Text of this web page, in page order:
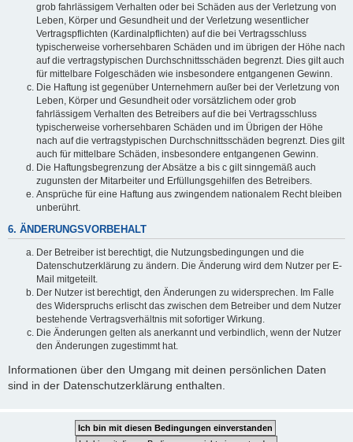
grob fahrlässigem Verhalten oder bei Schäden aus der Verletzung von
Leben, Körper und Gesundheit und der Verletzung wesentlicher
Vertragspflichten (Kardinalpflichten) auf die bei Vertragsschluss
typischerweise vorhersehbaren Schäden und im übrigen der Höhe nach
auf die vertragstypischen Durchschnittsschäden begrenzt. Dies gilt auch
für mittelbare Folgeschäden wie insbesondere entgangenen Gewinn.
Die Haftung ist gegenüber Unternehmern außer bei der Verletzung von
Leben, Körper und Gesundheit oder vorsätzlichem oder grob
fahrlässigem Verhalten des Betreibers auf die bei Vertragsschluss
typischerweise vorhersehbaren Schäden und im Übrigen der Höhe
nach auf die vertragstypischen Durchschnittsschäden begrenzt. Dies gilt
auch für mittelbare Schäden, insbesondere entgangenen Gewinn.
Die Haftungsbegrenzung der Absätze a bis c gilt sinngemäß auch
zugunsten der Mitarbeiter und Erfüllungsgehilfen des Betreibers.
Ansprüche für eine Haftung aus zwingendem nationalem Recht bleiben
unberührt.
6. ÄNDERUNGSVORBEHALT
Der Betreiber ist berechtigt, die Nutzungsbedingungen und die
Datenschutzerklärung zu ändern. Die Änderung wird dem Nutzer per E-
Mail mitgeteilt.
Der Nutzer ist berechtigt, den Änderungen zu widersprechen. Im Falle
des Widerspruchs erlischt das zwischen dem Betreiber und dem Nutzer
bestehende Vertragsverhältnis mit sofortiger Wirkung.
Die Änderungen gelten als anerkannt und verbindlich, wenn der Nutzer
den Änderungen zugestimmt hat.
Informationen über den Umgang mit deinen persönlichen Daten
sind in der Datenschutzerklärung enthalten.